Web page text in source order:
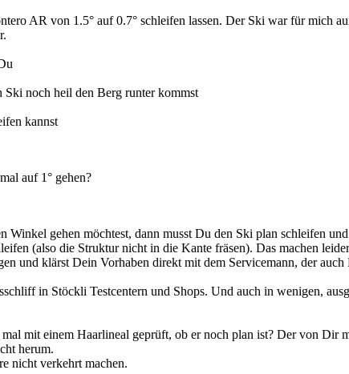
AR von 1.5° auf 0.7° schleifen lassen. Der Ski war für mich
Ski noch heil den Berg runter kommst
kannst
auf 1° gehen?
Winkel gehen möchtest, dann musst Du den Ski plan schleifen
(also die Struktur nicht in die Kante fräsen). Das machen
und klärst Dein Vorhaben direkt mit dem Servicemann, der
in Stöckli Testcentern und Shops. Und auch in wenigen,
mit einem Haarlineal geprüft, ob er noch plan ist? Der von
herum.
nicht verkehrt machen.